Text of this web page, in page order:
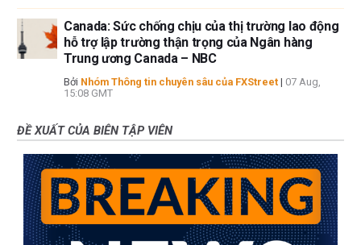
Canada: Sức chống chịu của thị trường lao động
hỗ trợ lập trường thận trọng của Ngân hàng
Trung ương Canada – NBC
Bởi Nhóm Thông tin chuyên sâu của FXStreet | 07 Aug,
15:08 GMT
ĐỀ XUẤT CỦA BIÊN TẬP VIÊN